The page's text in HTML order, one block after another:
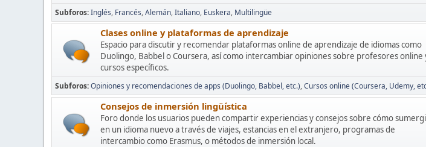
Subforos Inglés Francés Alemán Italiano Euskera Multilingüe
Clases online y plataformas de aprendizaje
Espacio para discutir y recomendar plataformas online de aprendizaje de idiomas como
Duolingo, Babbel o Coursera, así como intercambiar opiniones sobre profesores online
cursos específicos.
Subforos Opiniones y recomendaciones de apps (Duolingo, Babbel, etc.) Cursos online (Coursera, Udemy,
Consejos de inmersión lingüística
Foro donde los usuarios pueden compartir experiencias y consejos sobre cómo
en un idioma nuevo a través de viajes, estancias en el extranjero, programas de
intercambio como Erasmus, o métodos de inmersión local.